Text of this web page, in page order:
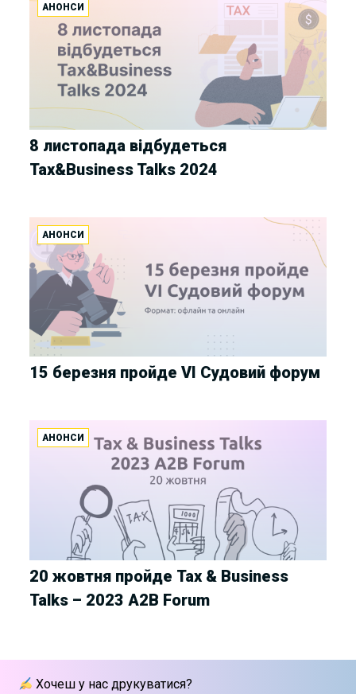
АНОНСИ
8 листопада відбудеться
Tax&Business Talks 2024
АНОНСИ
15 березня пройде VI Судовий форум
АНОНСИ
20 жовтня пройде Tax & Business
Talks – 2023 A2B Forum
Хочеш у нас друкуватися?